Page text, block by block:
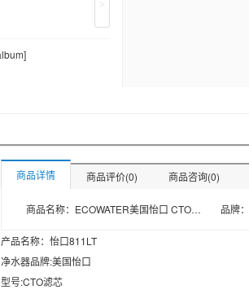
>
商品详情 商品评价(0) 商品咨询(0)
商品名称：ECOWATER美国怡口 CTO净水器滤芯 品牌：
产品名称：怡口811LT
净水器品牌:美国怡口
型号:CTO滤芯